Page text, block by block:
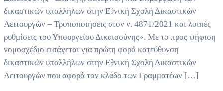
δικαστικών υπαλλήλων στην Εθνική Σχολή Δικαστικών
Λειτουργών – Τροποποιήσεις στον ν. 4871/2021 και λοιπές
ρυθμίσεις του Υπουργείου Δικαιοσύνης». Με το προς ψήφιση
νομοσχέδιο εισάγεται για πρώτη φορά κατεύθυνση
δικαστικών υπαλλήλων στην Εθνική Σχολή Δικαστικών
Λειτουργών που αφορά τον κλάδο των Γραμματέων […]